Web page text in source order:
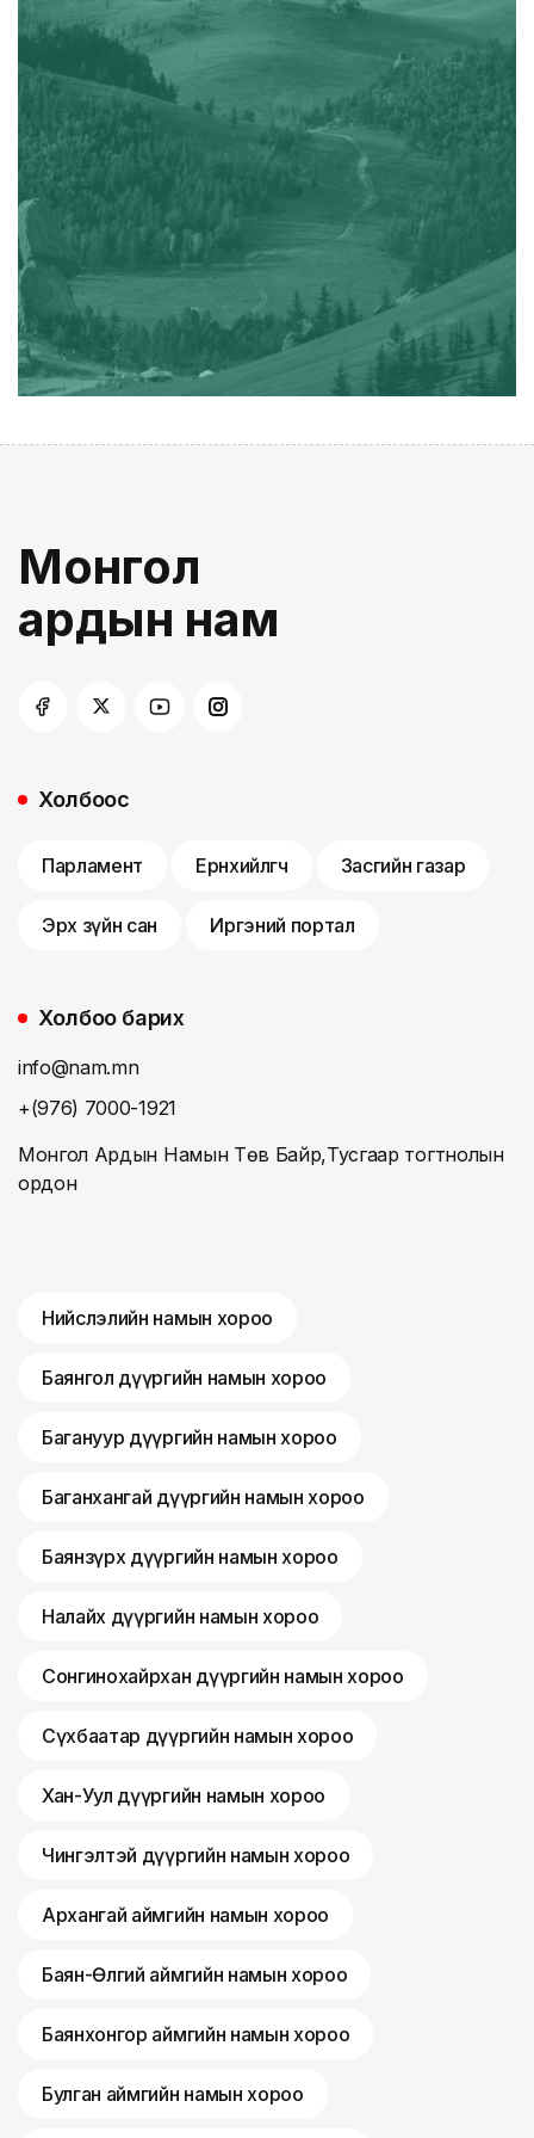
Монгол
ардын нам
Холбоос
Парламент Ерөнхийлөгч Засгийн газар
Эрх зүйн сан Иргэний портал
Холбоо барих
info@nam.mn
+(976) 7000-1921
Монгол Ардын Намын Төв Байр,Тусгаар тогтнолын
ордон
Нийслэлийн намын хороо
Баянгол дүүргийн намын хороо
Багануур дүүргийн намын хороо
Баганхангай дүүргийн намын хороо
Баянзүрх дүүргийн намын хороо
Налайх дүүргийн намын хороо
Сонгинохайрхан дүүргийн намын хороо
Сүхбаатар дүүргийн намын хороо
Хан-Уул дүүргийн намын хороо
Чингэлтэй дүүргийн намын хороо
Архангай аймгийн намын хороо
Баян-Өлгий аймгийн намын хороо
Баянхонгор аймгийн намын хороо
Булган аймгийн намын хороо